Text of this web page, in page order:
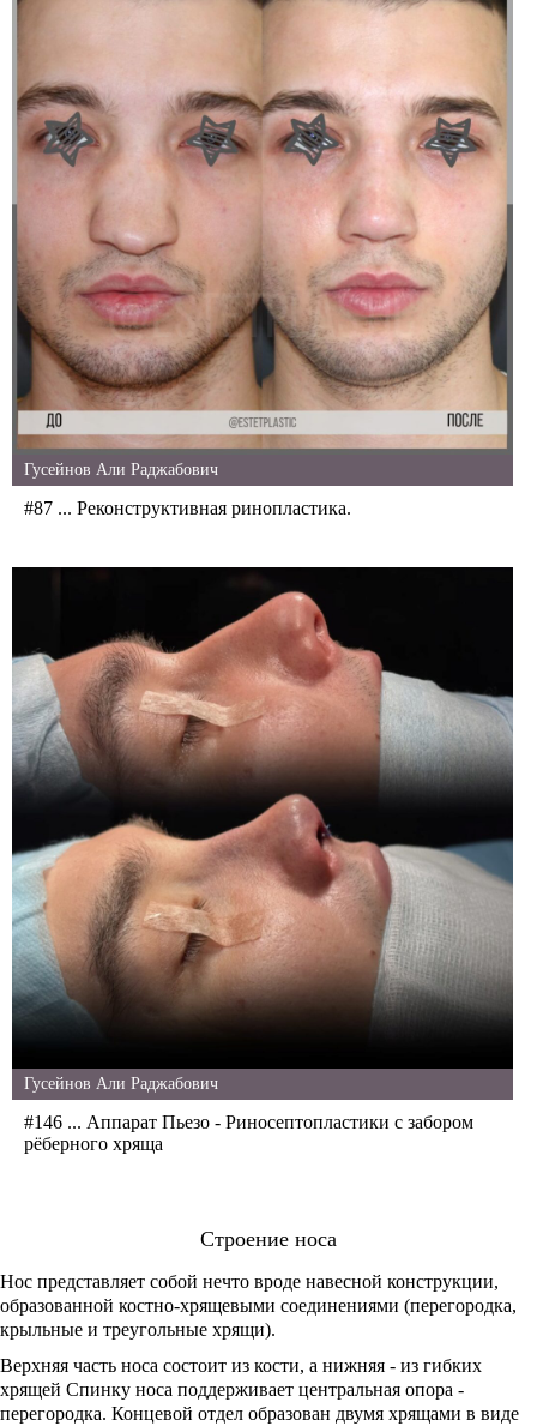
Гусейнов Али Раджабович
#87 ... Реконструктивная ринопластика.
Гусейнов Али Раджабович
#146 ... Аппарат Пьезо - Риносептопластики с забором
рёберного хряща
Строение носа
Нос представляет собой нечто вроде навесной конструкции,
образованной костно-хрящевыми соединениями (перегородка,
крыльные и треугольные хрящи).
Верхняя часть носа состоит из кости, а нижняя - из гибких
хрящей Спинку носа поддерживает центральная опора -
перегородка. Концевой отдел образован двумя хрящами в виде